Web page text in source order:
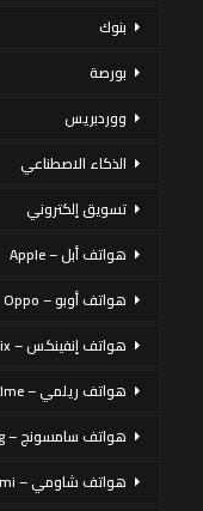
بنوك
بورصة
ووردبريس
الذكاء الاصطناعي
تسويق إلكتروني
هواتف أبل – Apple
هواتف أوبو – Oppo
هواتف إنفينكس – Infinix
هواتف ريلمي – Realme
هواتف سامسونج – Samsung
هواتف شاومي – Xiaomi